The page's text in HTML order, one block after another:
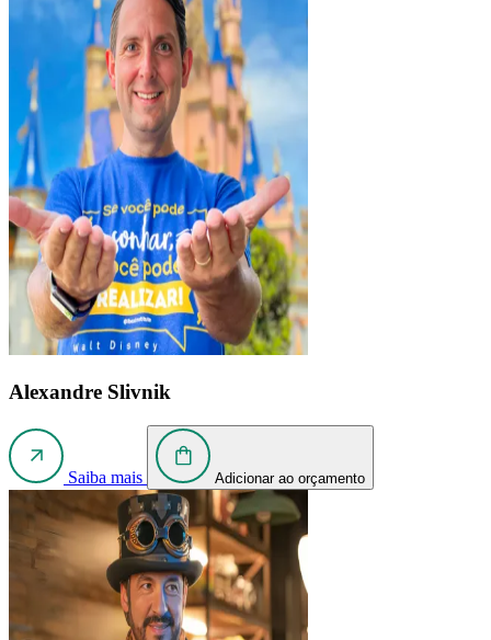
Alexandre Slivnik
Saiba mais Adicionar ao orçamento